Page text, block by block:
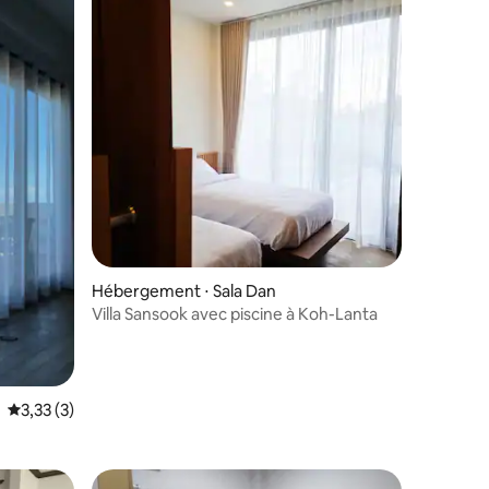
: 2,75 sur 5
Évaluation moyenne sur la base de 3 commentaires : 3,33 sur 5
3,33 (3)
Hébergement ⋅ Sala Dan
Villa Sansook avec piscine à Koh-Lanta